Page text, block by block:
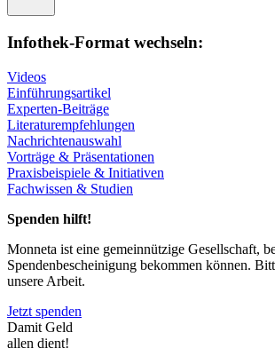
Infothek-Format wechseln:
Videos
Einführungsartikel
Experten-Beiträge
Literaturempfehlungen
Nachrichtenauswahl
Vorträge & Präsentationen
Praxisbeispiele & Initiativen
Fachwissen & Studien
Spenden hilft!
Monneta ist eine gemeinnützige Gesellschaft,
Spendenbescheinigung bekommen können.
unsere Arbeit.
Jetzt spenden
Damit Geld
allen dient!